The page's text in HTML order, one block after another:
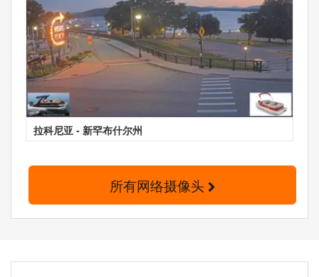
拉科尼亚 - 新罕布什尔州
所有网络摄像头